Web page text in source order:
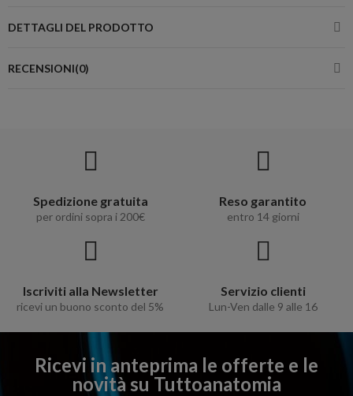
DETTAGLI DEL PRODOTTO
RECENSIONI(0)
Spedizione gratuita
per ordini sopra i 200€
Reso garantito
entro 14 giorni
Iscriviti alla Newsletter
ricevi un buono sconto del 5%
Servizio clienti
Lun-Ven dalle 9 alle 16
Ricevi in anteprima le offerte e le
novità su Tuttoanatomia